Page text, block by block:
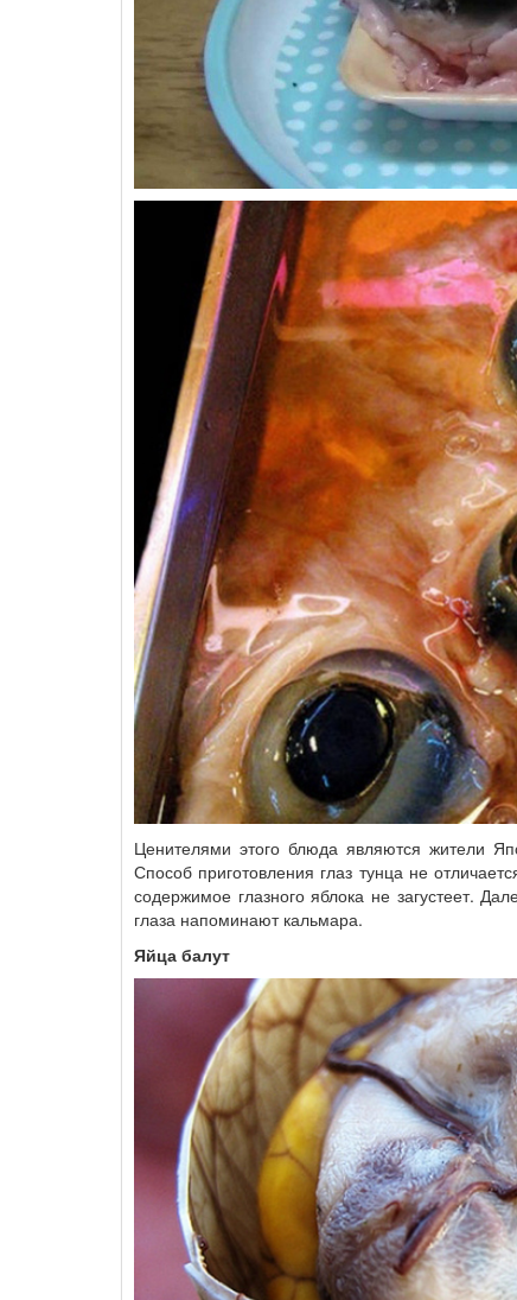
Ценителями этого блюда являются жители
Способ приготовления глаз тунца не
содержимое глазного яблока не загустеет.
глаза напоминают кальмара.
Яйца балут